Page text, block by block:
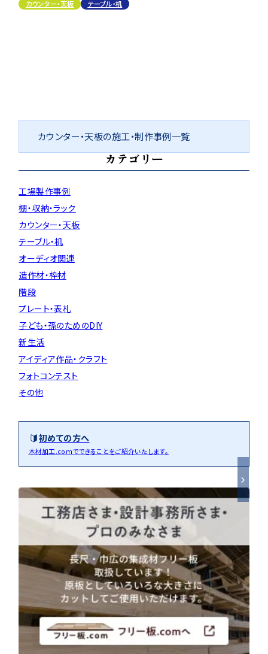
カウンター・天板 テーブル・机
カウンター・天板の施工・制作事例一覧
カテゴリー
工場製作事例
棚・収納・ラック
カウンター・天板
テーブル・机
オーディオ関連
造作材・枠材
階段
プレート・表札
子ども・孫のためのDIY
新生活
アイディア作品・クラフト
フォトコンテスト
その他
初めての方へ
木材加工.comでできることをご紹介いたします。